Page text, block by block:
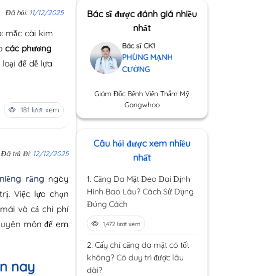
Đã hỏi: 11/12/2025
mắc cài kim
các phương
để dễ lựa
181 lượt xem
Đã trả lời: 12/12/2025
răng ngày
Việc lựa chọn
và cả chi phí
môn để em
nay
Bác sĩ được đánh giá nhiều
nhất
Bác sĩ CK1
PHÙNG MẠNH
CƯỜNG
Giám Đốc Bệnh Viện Thẩm Mỹ
Gangwhoo
Câu hỏi được xem nhiều
nhất
1. Căng Da Mặt Đeo Đai Định
Hình Bao Lâu? Cách Sử Dụng
Đúng Cách
1,472 lượt xem
2. Cấy chỉ căng da mặt có tốt
không? Có duy trì được lâu
dài?